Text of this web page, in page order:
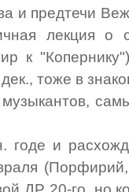
и предтечи
лекция
к
тоже в
годе и